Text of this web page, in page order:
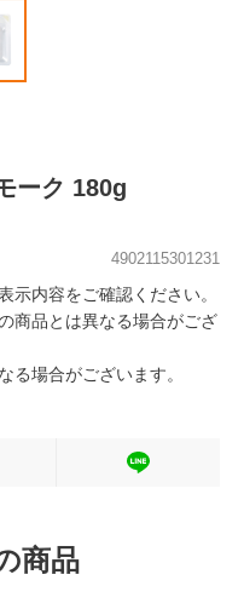
ーク 180g
4902115301231
示内容をご確認ください。
商品とは異なる場合がござ
る場合がございます。
でシェアするLINEでシェ
商品